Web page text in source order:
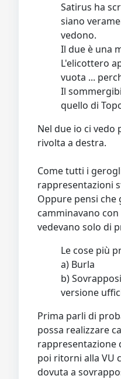
Satirus ha
siano
vedono.
Il due è una
L'elicottero
vuota ...
Il
quello di
Nel due io ci
rivolta a destra.
Come tutti i
rappresentazioni
Oppure pensi che
camminavano
vedevano solo di
Le cose più
a) Burla
b)
versione
Prima parli di
possa realizzare
rappresentazione
poi ritorni alla VU
dovuta a